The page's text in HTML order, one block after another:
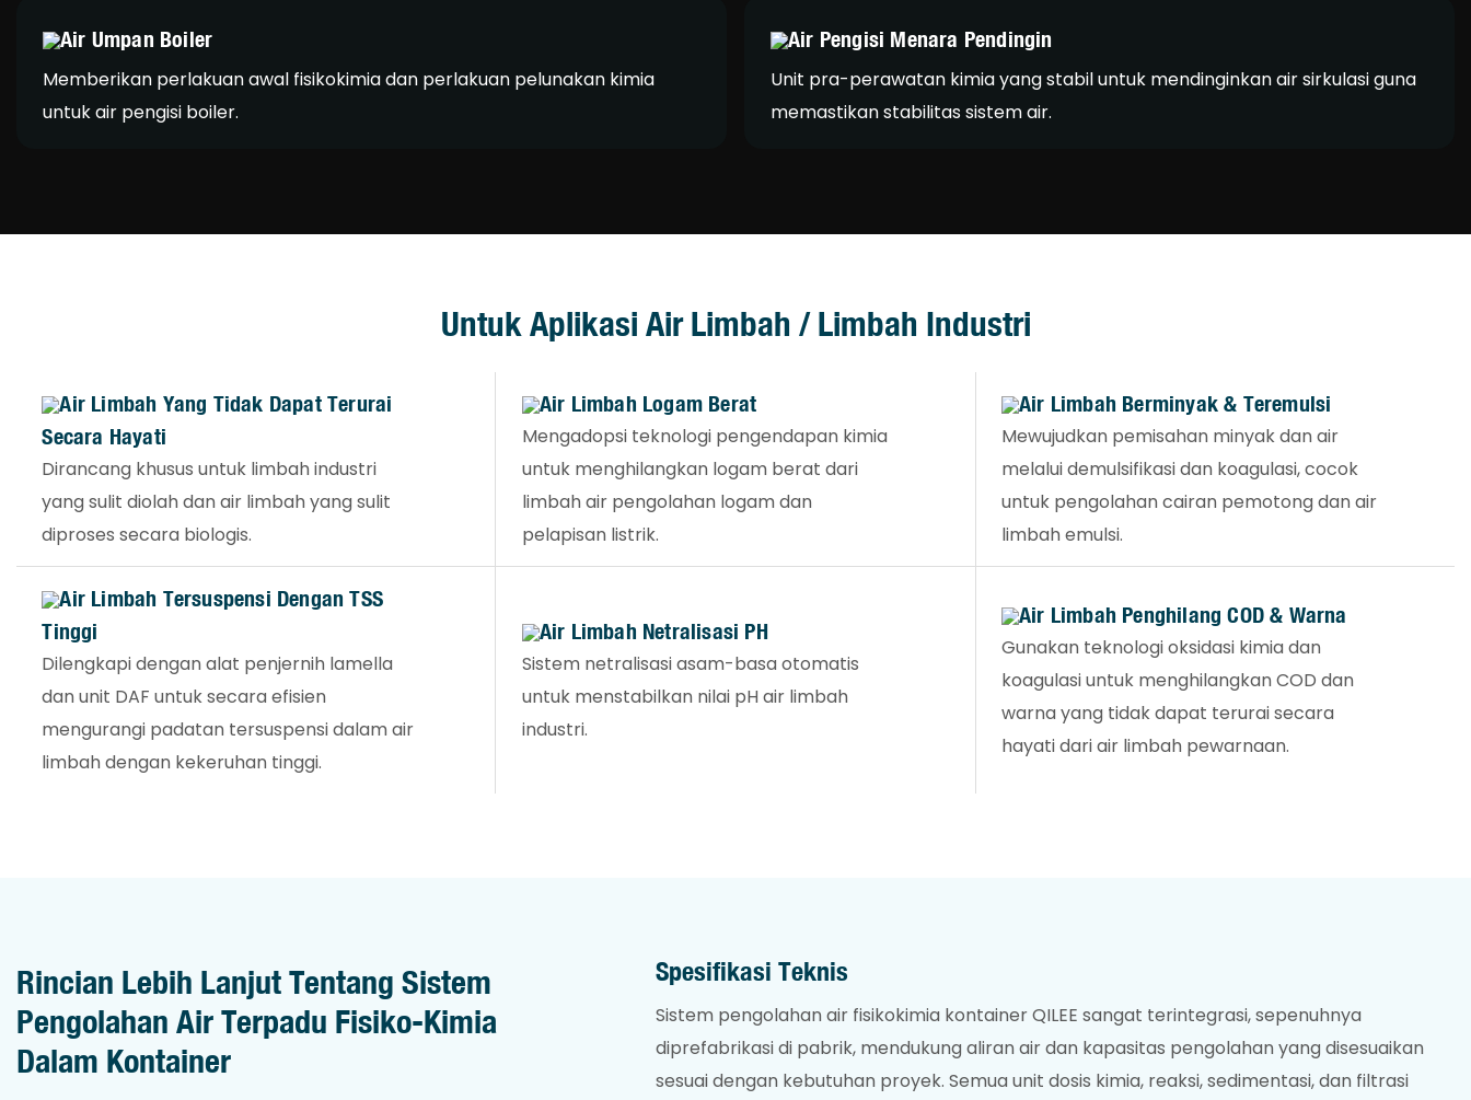
Air Umpan Boiler
Memberikan perlakuan awal fisikokimia dan perlakuan pelunakan kimia
untuk air pengisi boiler.
Air Pengisi Menara Pendingin
Unit pra-perawatan kimia yang stabil untuk mendinginkan air sirkulasi guna
memastikan stabilitas sistem air.
Untuk Aplikasi Air Limbah / Limbah Industri
Air Limbah Yang Tidak Dapat Terurai
Secara Hayati
Dirancang khusus untuk limbah industri
yang sulit diolah dan air limbah yang sulit
diproses secara biologis.
Air Limbah Logam Berat
Mengadopsi teknologi pengendapan kimia
untuk menghilangkan logam berat dari
limbah air pengolahan logam dan
pelapisan listrik.
Air Limbah Berminyak & Teremulsi
Mewujudkan pemisahan minyak dan air
melalui demulsifikasi dan koagulasi, cocok
untuk pengolahan cairan pemotong dan air
limbah emulsi.
Air Limbah Tersuspensi Dengan TSS
Tinggi
Dilengkapi dengan alat penjernih lamella
dan unit DAF untuk secara efisien
mengurangi padatan tersuspensi dalam air
limbah dengan kekeruhan tinggi.
Air Limbah Netralisasi PH
Sistem netralisasi asam-basa otomatis
untuk menstabilkan nilai pH air limbah
industri.
Air Limbah Penghilang COD & Warna
Gunakan teknologi oksidasi kimia dan
koagulasi untuk menghilangkan COD dan
warna yang tidak dapat terurai secara
hayati dari air limbah pewarnaan.
Rincian Lebih Lanjut Tentang Sistem
Pengolahan Air Terpadu Fisiko-Kimia
Dalam Kontainer
Spesifikasi Teknis
Sistem pengolahan air fisikokimia kontainer QILEE sangat terintegrasi, sepenuhnya
diprefabrikasi di pabrik, mendukung aliran air dan kapasitas pengolahan yang disesuaikan
sesuai dengan kebutuhan proyek. Semua unit dosis kimia, reaksi, sedimentasi, dan filtrasi